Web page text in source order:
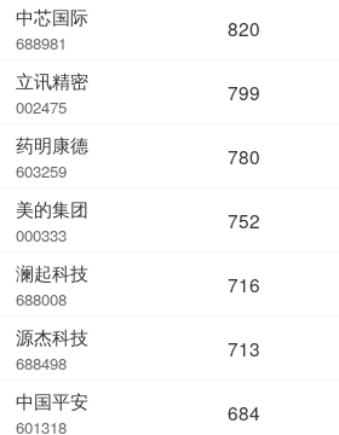
中芯国际
688981
立讯精密
002475
药明康德
603259
美的集团
000333
澜起科技
688008
源杰科技
688498
中国平安
601318
820
799
780
752
716
713
684